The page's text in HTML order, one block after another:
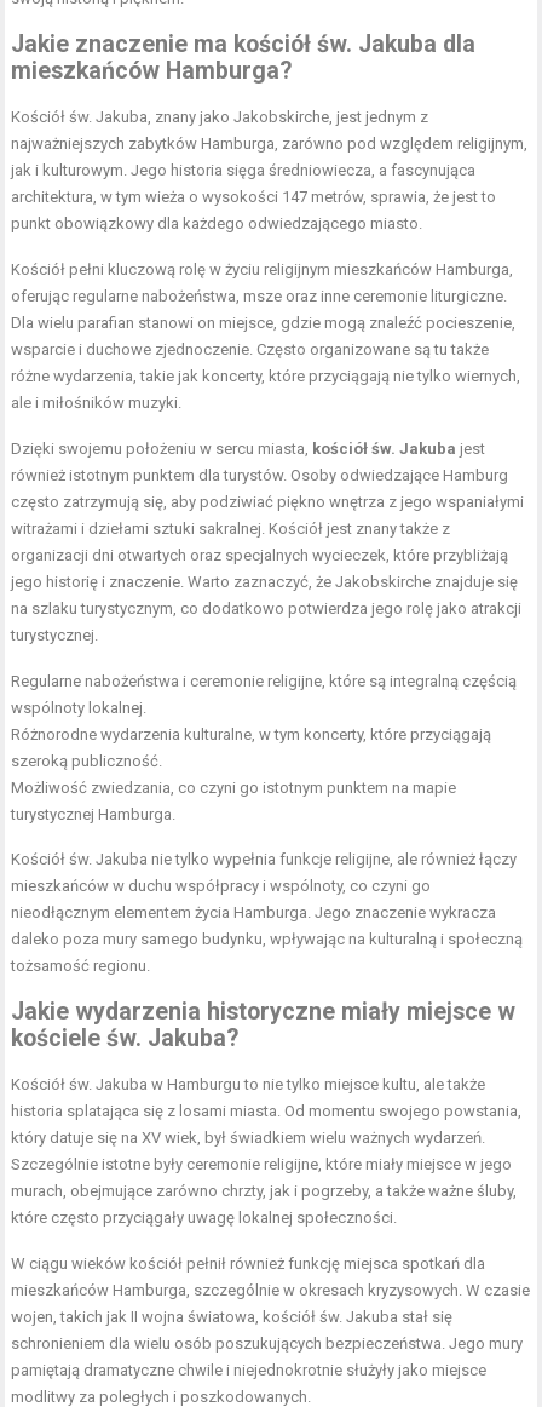
Jakie znaczenie ma kościół św. Jakuba dla
mieszkańców Hamburga?
Kościół św. Jakuba, znany jako Jakobskirche, jest jednym z
najważniejszych zabytków Hamburga, zarówno pod względem religijnym,
jak i kulturowym. Jego historia sięga średniowiecza, a fascynująca
architektura, w tym wieża o wysokości 147 metrów, sprawia, że jest to
punkt obowiązkowy dla każdego odwiedzającego miasto.
Kościół pełni kluczową rolę w życiu religijnym mieszkańców Hamburga,
oferując regularne nabożeństwa, msze oraz inne ceremonie liturgiczne.
Dla wielu parafian stanowi on miejsce, gdzie mogą znaleźć pocieszenie,
wsparcie i duchowe zjednoczenie. Często organizowane są tu także
różne wydarzenia, takie jak koncerty, które przyciągają nie tylko wiernych,
ale i miłośników muzyki.
Dzięki swojemu położeniu w sercu miasta, kościół św. Jakuba jest
również istotnym punktem dla turystów. Osoby odwiedzające Hamburg
często zatrzymują się, aby podziwiać piękno wnętrza z jego wspaniałymi
witrażami i dziełami sztuki sakralnej. Kościół jest znany także z
organizacji dni otwartych oraz specjalnych wycieczek, które przybliżają
jego historię i znaczenie. Warto zaznaczyć, że Jakobskirche znajduje się
na szlaku turystycznym, co dodatkowo potwierdza jego rolę jako atrakcji
turystycznej.
Regularne nabożeństwa i ceremonie religijne, które są integralną częścią
wspólnoty lokalnej.
Różnorodne wydarzenia kulturalne, w tym koncerty, które przyciągają
szeroką publiczność.
Możliwość zwiedzania, co czyni go istotnym punktem na mapie
turystycznej Hamburga.
Kościół św. Jakuba nie tylko wypełnia funkcje religijne, ale również łączy
mieszkańców w duchu współpracy i wspólnoty, co czyni go
nieodłącznym elementem życia Hamburga. Jego znaczenie wykracza
daleko poza mury samego budynku, wpływając na kulturalną i społeczną
tożsamość regionu.
Jakie wydarzenia historyczne miały miejsce w
kościele św. Jakuba?
Kościół św. Jakuba w Hamburgu to nie tylko miejsce kultu, ale także
historia splatająca się z losami miasta. Od momentu swojego powstania,
który datuje się na XV wiek, był świadkiem wielu ważnych wydarzeń.
Szczególnie istotne były ceremonie religijne, które miały miejsce w jego
murach, obejmujące zarówno chrzty, jak i pogrzeby, a także ważne śluby,
które często przyciągały uwagę lokalnej społeczności.
W ciągu wieków kościół pełnił również funkcję miejsca spotkań dla
mieszkańców Hamburga, szczególnie w okresach kryzysowych. W czasie
wojen, takich jak II wojna światowa, kościół św. Jakuba stał się
schronieniem dla wielu osób poszukujących bezpieczeństwa. Jego mury
pamiętają dramatyczne chwile i niejednokrotnie służyły jako miejsce
modlitwy za poległych i poszkodowanych.